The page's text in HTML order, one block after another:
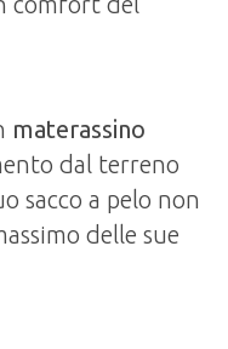
materassino
dal terreno
sacco a pelo non
delle sue